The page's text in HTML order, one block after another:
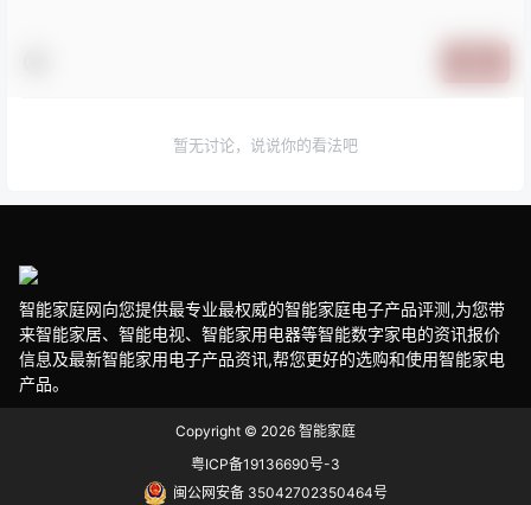
暂无讨论，说说你的看法吧
智能家庭网向您提供最专业最权威的智能家庭电子产品评测,为您带
来智能家居、智能电视、智能家用电器等智能数字家电的资讯报价
信息及最新智能家用电子产品资讯,帮您更好的选购和使用智能家电
产品。
Copyright © 2026 智能家庭
粤ICP备19136690号-3
闽公网安备 35042702350464号